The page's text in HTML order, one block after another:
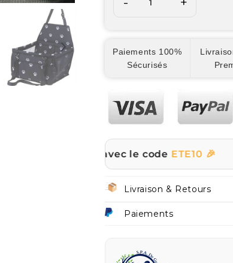
Paiements 100%
Sécurisés
le site avec le codeETE10 🎉 ☀️ |
Livraison & Retours
Paiements